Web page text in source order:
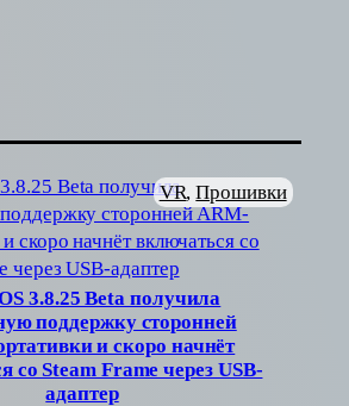
3.8.25 Beta получила
поддержку сторонней
и скоро начнёт
со Steam Frame через USB-
адаптер
VR, Прошивки